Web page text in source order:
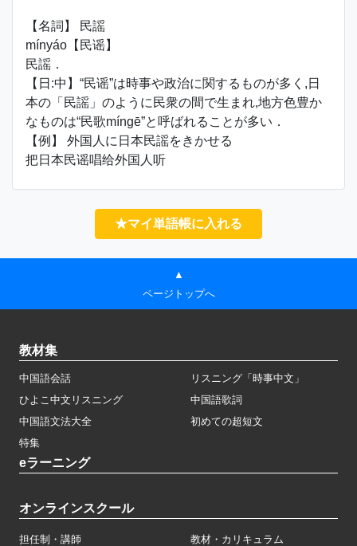
【名詞】 民謡
mínyáo【民谣】
民謡．
【日:中】“民谣”は時事や政治に関するものが多く,日
本の「民謡」のように民衆の間で生まれ,地方色豊か
なものは“民歌míngē”と呼ばれることが多い．
【例】 外国人に日本民謡をきかせる
把日本民谣唱给外国人听
★マイ単語帳に入れる
▲
ページトップへ
教材集
中国語会話
リスニング「時事中文」
ひよこ中文リスニング
中国語歌詞
中国語文法大全
初めての超短文
特集
eラーニング
オンラインスクール
担任制・講師 教材・カリキュラム